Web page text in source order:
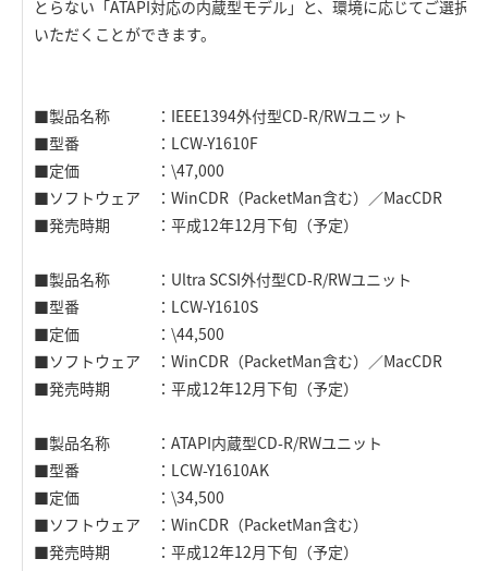
とらない「ATAPI対応の内蔵型モデル」と、環境に応じてご選択
いただくことができます。
■製品名称 ：IEEE1394外付型CD-R/RWユニット
■型番 ：LCW-Y1610F
■定価 ：\47,000
■ソフトウェア ：WinCDR（PacketMan含む）／MacCDR
■発売時期 ：平成12年12月下旬（予定）
■製品名称 ：Ultra SCSI外付型CD-R/RWユニット
■型番 ：LCW-Y1610S
■定価 ：\44,500
■ソフトウェア ：WinCDR（PacketMan含む）／MacCDR
■発売時期 ：平成12年12月下旬（予定）
■製品名称 ：ATAPI内蔵型CD-R/RWユニット
■型番 ：LCW-Y1610AK
■定価 ：\34,500
■ソフトウェア ：WinCDR（PacketMan含む）
■発売時期 ：平成12年12月下旬（予定）